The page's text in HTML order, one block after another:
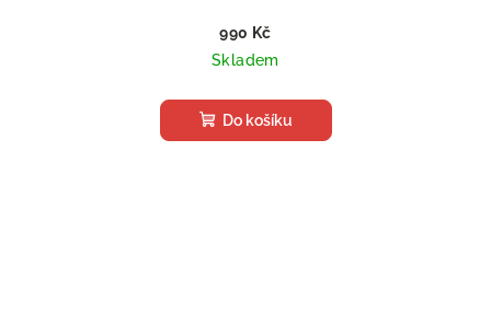
990 Kč
Skladem
Do košíku